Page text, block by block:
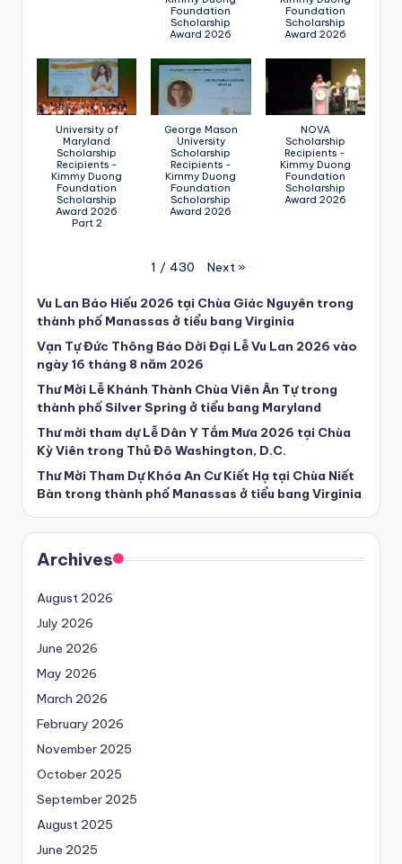
Foundation
Scholarship
Award 2026
Foundation
Scholarship
Award 2026
University of
Maryland
Scholarship
Recipients -
Kimmy Duong
Foundation
Scholarship
Award 2026
Part 2
George Mason
University
Scholarship
Recipients -
Kimmy Duong
Foundation
Scholarship
Award 2026
NOVA
Scholarship
Recipients -
Kimmy Duong
Foundation
Scholarship
Award 2026
1 / 430 Next »
Vu Lan Báo Hiếu 2026 tại Chùa Giác Nguyên trong
thành phố Manassas ở tiểu bang Virginia
Vạn Tự Đức Thông Báo Dời Đại Lễ Vu Lan 2026 vào
ngày 16 tháng 8 năm 2026
Thư Mời Lễ Khánh Thành Chùa Viên Ân Tự trong
thành phố Silver Spring ở tiểu bang Maryland
Thư mời tham dự Lễ Dân Y Tắm Mưa 2026 tại Chùa
Kỳ Viên trong Thủ Đô Washington, D.C.
Thư Mời Tham Dự Khóa An Cư Kiết Hạ tại Chùa Niết
Bàn trong thành phố Manassas ở tiểu bang Virginia
Archives
August 2026
July 2026
June 2026
May 2026
March 2026
February 2026
November 2025
October 2025
September 2025
August 2025
June 2025